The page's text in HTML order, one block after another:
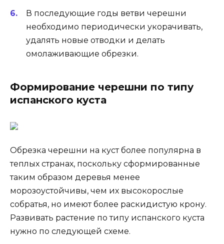
В последующие годы ветви черешни
необходимо периодически укорачивать,
удалять новые отводки и делать
омолаживающие обрезки.
Формирование черешни по типу
испанского куста
Обрезка черешни на куст более популярна в
теплых странах, поскольку сформированные
таким образом деревья менее
морозоустойчивы, чем их высокорослые
собратья, но имеют более раскидистую крону.
Развивать растение по типу испанского куста
нужно по следующей схеме.